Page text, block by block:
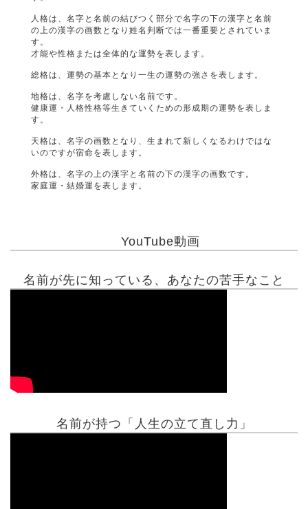
人格は、名字と名前の結びつく部分で名字の下の漢字と名前
の上の漢字の画数となり姓名判断では一番重要とされていま
す。
才能や性格または全体的な運勢を表します。
総格は、運勢の基本となり一生の運勢の強さを表します。
地格は、名字を考慮しない名前です。
健康運・人格性格等生きていくための形成期の運勢を表しま
す。
天格は、名字の画数となり、生まれて新しくなるわけではな
いのですが宿命を表します。
外格は、名字の上の漢字と名前の下の漢字の画数です。
家庭運・結婚運を表します。
YouTube動画
名前が先に知っている、あなたの苦手なこと
名前が持つ「人生の立て直し力」